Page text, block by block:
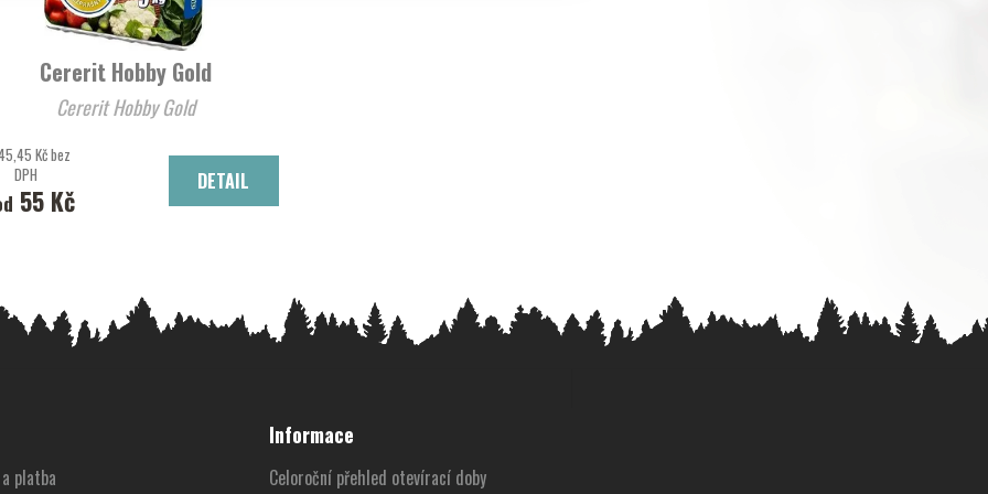
Cererit Hobby Gold
Cererit Hobby Gold
Kč bez
DPH
55 Kč
DETAIL
platba
Informace
Celoroční přehled otevírací doby